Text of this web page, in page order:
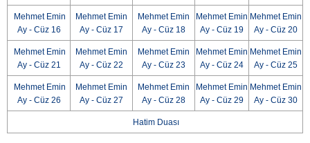
Mehmet Emin
Ay - Cüz 16
Mehmet Emin
Ay - Cüz 17
Mehmet Emin
Ay - Cüz 18
Mehmet Emin
Ay - Cüz 19
Mehmet Emin
Ay - Cüz 20
Mehmet Emin
Ay - Cüz 21
Mehmet Emin
Ay - Cüz 22
Mehmet Emin
Ay - Cüz 23
Mehmet Emin
Ay - Cüz 24
Mehmet Emin
Ay - Cüz 25
Mehmet Emin
Ay - Cüz 26
Mehmet Emin
Ay - Cüz 27
Mehmet Emin
Ay - Cüz 28
Mehmet Emin
Ay - Cüz 29
Mehmet Emin
Ay - Cüz 30
Hatim Duası